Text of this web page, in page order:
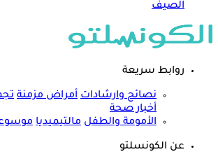
الصيف
روابط سريعة
نصائح وارشادات أمراض مزمنة
أخبار صحة
الأمومة والطفل مالتيميديا
عن الكونسلتو